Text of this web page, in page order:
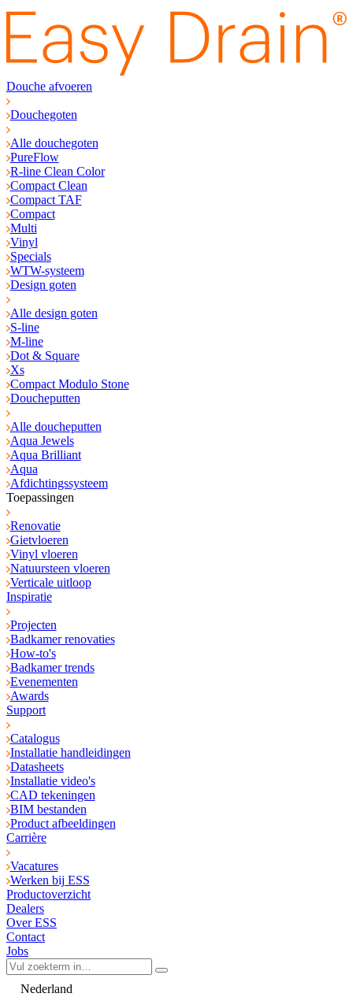
Douche afvoeren
Douchegoten
Alle douchegoten
PureFlow
R-line Clean Color
Compact Clean
Compact TAF
Compact
Multi
Vinyl
Specials
WTW-systeem
Design goten
Alle design goten
S-line
M-line
Dot & Square
Xs
Compact Modulo Stone
Doucheputten
Alle doucheputten
Aqua Jewels
Aqua Brilliant
Aqua
Afdichtingssysteem
Toepassingen
Renovatie
Gietvloeren
Vinyl vloeren
Natuursteen vloeren
Verticale uitloop
Inspiratie
Projecten
Badkamer renovaties
How-to's
Badkamer trends
Evenementen
Awards
Support
Catalogus
Installatie handleidingen
Datasheets
Installatie video's
CAD tekeningen
BIM bestanden
Product afbeeldingen
Carrière
Vacatures
Werken bij ESS
Productoverzicht
Dealers
Over ESS
Contact
Jobs
Nederland